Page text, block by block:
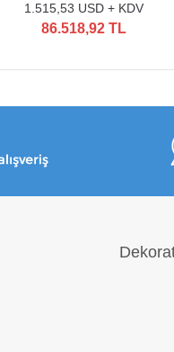
1.515,53 USD + KDV
86.518,92 TL